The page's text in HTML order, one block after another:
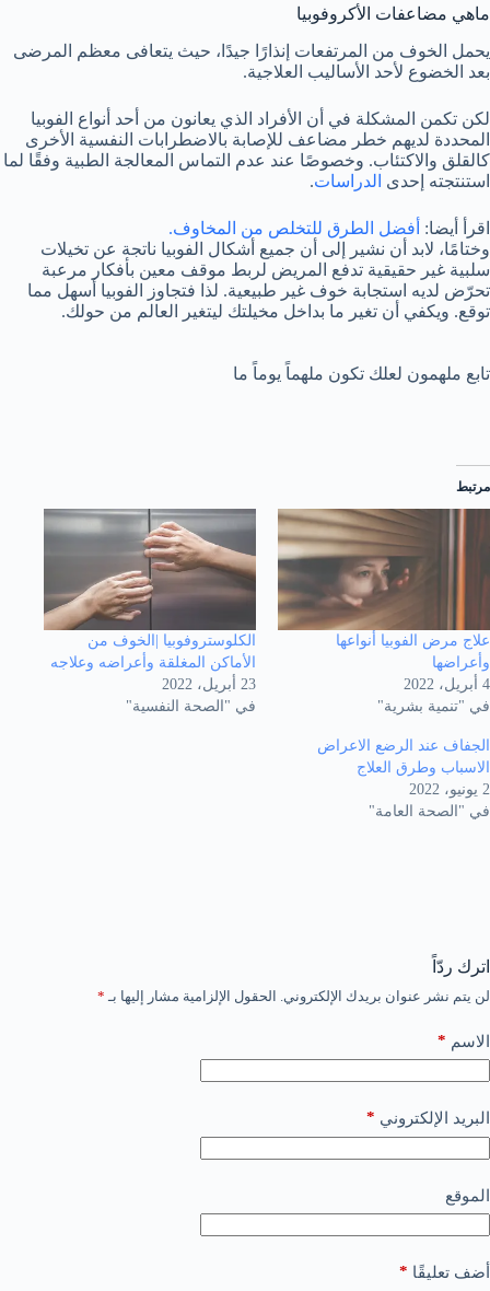
ماهي مضاعفات الأكروفوبيا
يحمل الخوف من المرتفعات إنذارًا جيدًا، حيث يتعافى معظم المرضى
بعد الخضوع لأحد الأساليب العلاجية.
لكن تكمن المشكلة في أن الأفراد الذي يعانون من أحد أنواع الفوبيا
المحددة لديهم خطر مضاعف للإصابة بالاضطرابات النفسية الأخرى
كالقلق والاكتئاب. وخصوصًا عند عدم التماس المعالجة الطبية وفقًا لما
استنتجته إحدى الدراسات.
اقرأ أيضا: أفضل الطرق للتخلص من المخاوف.
وختامًا، لابد أن نشير إلى أن جميع أشكال الفوبيا ناتجة عن تخيلات
سلبية غير حقيقية تدفع المريض لربط موقف معين بأفكار مرعبة
تحرّض لديه استجابة خوف غير طبيعية. لذا فتجاوز الفوبيا أسهل مما
توقع. ويكفي أن تغير ما بداخل مخيلتك ليتغير العالم من حولك.
تابع ملهمون لعلك تكون ملهماً يوماً ما
مرتبط
علاج مرض الفوبيا أنواعها
وأعراضها
4 أبريل، 2022
في "تنمية بشرية"
الكلوستروفوبيا |الخوف من
الأماكن المغلقة وأعراضه وعلاجه
23 أبريل، 2022
في "الصحة النفسية"
الجفاف عند الرضع الاعراض
الاسباب وطرق العلاج
2 يونيو، 2022
في "الصحة العامة"
اترك ردّاً
لن يتم نشر عنوان بريدك الإلكتروني. الحقول الإلزامية مشار إليها بـ *
الاسم *
البريد الإلكتروني *
الموقع
أضف تعليقًا *